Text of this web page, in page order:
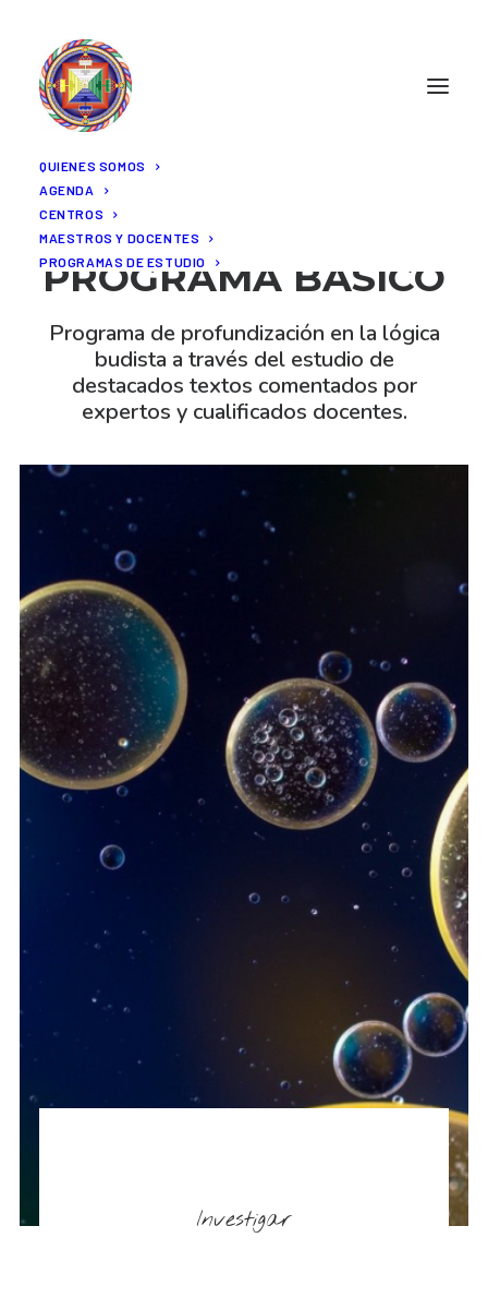
QUIENES SOMOS
AGENDA
CENTROS
MAESTROS Y DOCENTES
PROGRAMAS DE ESTUDIO
PROGRAMA BÁSICO
Programa de profundización en la lógica
budista a través del estudio de
destacados textos comentados por
expertos y cualificados docentes.
Investigar